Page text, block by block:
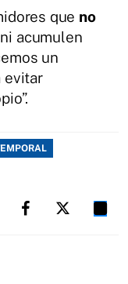
que no
acumulen
un
evitar